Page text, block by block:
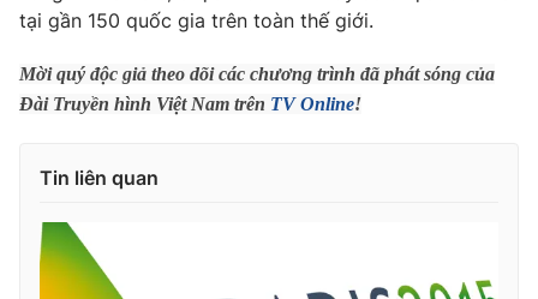
Giải sao mai
Tuyển sinh
Học trực tuyến
Hitech Công nghệ tương lai
Thị trường
Tư vấn
Giao lưu trực tuyến
Lịch phát sóng
Chuyên mục khác
tại gần 150 quốc gia trên toàn thế giới.
Mời quý độc giả theo dõi các chương trình đã phát sóng của
Đài Truyền hình Việt Nam trên TV Online!
Tin liên quan